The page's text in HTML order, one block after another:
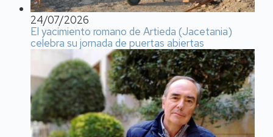
24/07/2026
El yacimiento romano de Artieda (Jacetania)
celebra su jornada de puertas abiertas